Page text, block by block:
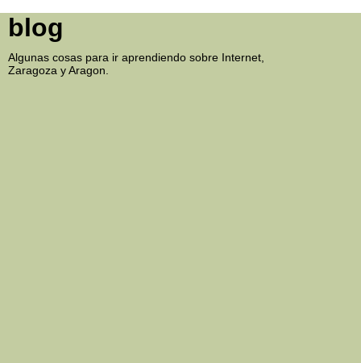
blog
Algunas cosas para ir aprendiendo sobre Internet,
Zaragoza y Aragon.